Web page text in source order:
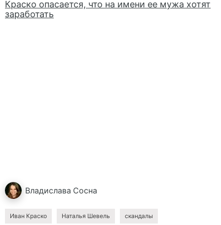
Краско опасается, что на имени ее мужа хотят
заработать
Владислава Сосна
Иван Краско Наталья Шевель скандалы